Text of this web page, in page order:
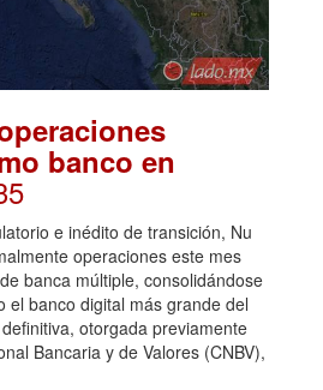
banco en
e inédito de transición, Nu
operaciones este mes
banca múltiple, consolidándose
el banco digital más grande del
otorgada previamente
Bancaria y de Valores (CNBV),